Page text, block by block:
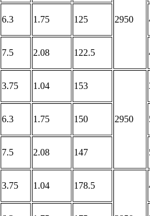
2950
6.3 1.75 125
7.5 2.08 122.5
3.75 1.04 153
2950
6.3 1.75 150
7.5 2.08 147
3.75 1.04 178.5